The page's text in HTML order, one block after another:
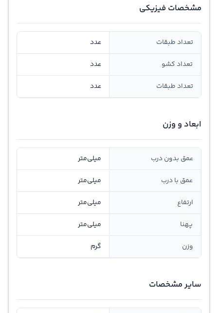
مشخصات فیزیکی
تعداد طبقات عدد
تعداد کشو عدد
تعداد طبقات عدد
ابعاد و وزن
عمق بدون درب میلی‌متر
عمق با درب میلی‌متر
ارتفاع میلی‌متر
پهنا میلی‌متر
وزن گرم
سایر مشخصات